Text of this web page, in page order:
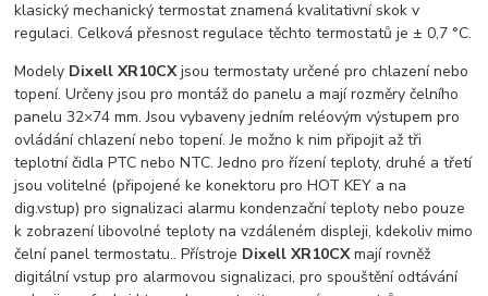
klasický mechanický termostat znamená kvalitativní skok v
regulaci. Celková přesnost regulace těchto termostatů je ± 0,7 °C.
Modely Dixell XR10CXjsou termostaty určené pro chlazení nebo
topení. Určeny jsou pro montáž do panelu a mají rozměry čelního
panelu 32×74 mm. Jsou vybaveny jedním reléovým výstupem pro
ovládání chlazení nebo topení. Je možno k nim připojit až tři
teplotní čidla PTC nebo NTC. Jedno pro řízení teploty, druhé a třetí
jsou volitelné (připojené ke konektoru pro HOT KEY a na
dig.vstup) pro signalizaci alarmu kondenzační teploty nebo pouze
k zobrazení libovolné teploty na vzdáleném displeji, kdekoliv mimo
čelní panel termostatu.. Přístroje Dixell XR10CXmají rovněž
digitální vstup pro alarmovou signalizaci, pro spouštění odtávání